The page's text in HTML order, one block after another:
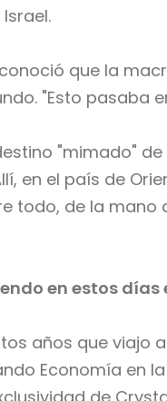
que la
"Esto pasaba
"mimado"
en el país de
todo, de la mano
en estos días
años que viajo
Economía en